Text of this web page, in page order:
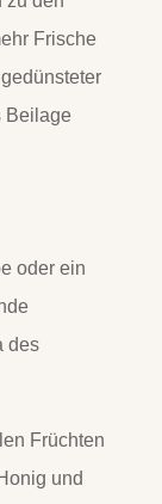
Frische
Beilage
oder ein
des
Früchten
und